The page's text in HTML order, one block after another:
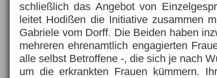
schließlich das Angebot von
leitet Hodißen die Initiative zusammen
Gabriele vom Dorff. Die Beiden haben
mehreren ehrenamtlich engagierten
alle selbst Betroffene -, die sich je nach
um die erkrankten Frauen kümmern.